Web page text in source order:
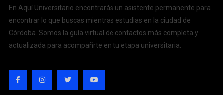
En Aquí Universitario encontrarás un asistente permanente para
encontrar lo que buscas mientras estudias en la ciudad de
Córdoba. Somos la guía virtual de contactos más completa y
actualizada para acompañrte en tu etapa universitaria.